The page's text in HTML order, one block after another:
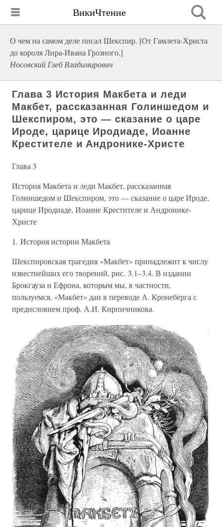
ВикиЧтение
О чем на самом деле писал Шекспир. [От Гамлета-Христа
до короля Лира-Ивана Грозного.]
Носовский Глеб Владимирович
Глава 3 История Макбета и леди
Макбет, рассказанная Голиншедом и
Шекспиром, это — сказание о царе
Ироде, царице Иродиаде, Иоанне
Крестителе и Андронике-Христе
Глава 3
История Макбета и леди Макбет, рассказанная
Голиншедом и Шекспиром, это — сказание о царе Ироде,
царице Иродиаде, Иоанне Крестителе и Андронике-
Христе
1. История истории Макбета
Шекспировская трагедия «Макбет» принадлежит к числу
известнейших его творений, рис. 3.1–3.4. В издании
Брокгауза и Ефрона, которым мы, в частности,
пользуемся, «Макбет» дан в переводе А. Кронеберга с
предисловием проф. А.И. Кирпичникова.